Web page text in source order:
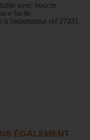
avec boucle
facile
l’adaptateur réf 27331
ÉGALEMENT